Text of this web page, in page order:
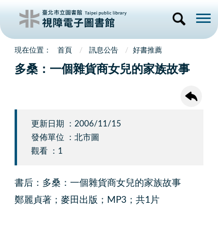
首頁 訊息公告 好書推薦
多桑：一個雜貨商女兒的家族故事
更新日期 ：2006/11/15
發佈單位 ：北市圖
觀看 ：1
書后：多桑：一個雜貨商女兒的家族故事
鄭麗貞著；麥田出版；MP3；共1片